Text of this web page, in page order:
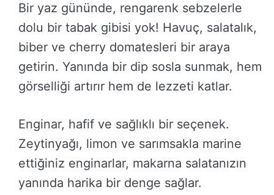
Bir yaz gününde, rengarenk sebzelerle
dolu bir tabak gibisi yok! Havuç, salatalık,
biber ve cherry domatesleri bir araya
getirin. Yanında bir dip sosla sunmak, hem
görselliği artırır hem de lezzeti katlar.
Enginar, hafif ve sağlıklı bir seçenek.
Zeytinyağı, limon ve sarımsakla marine
ettiğiniz enginarlar, makarna salatanızın
yanında harika bir denge sağlar.